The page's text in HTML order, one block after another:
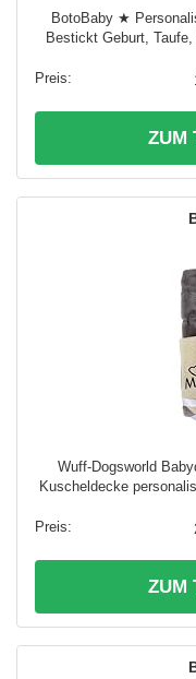
BotoBaby ★
Bestickt Geburt,
ZUM
Wuff-Dogsworld
Kuscheldecke
ZUM